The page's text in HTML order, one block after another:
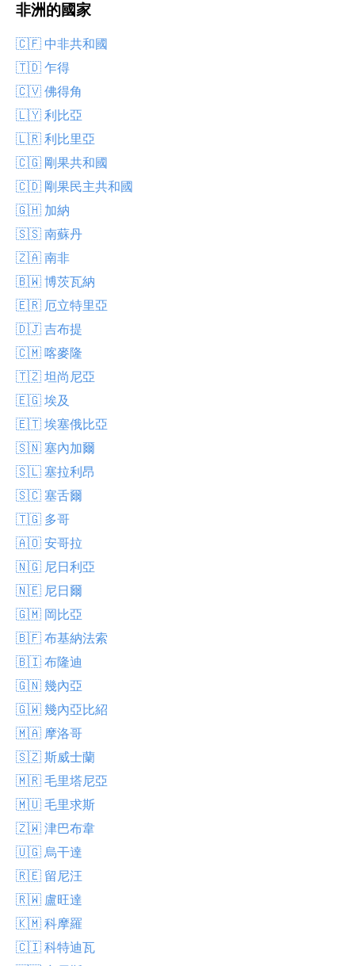
非洲的國家
🇨🇫 中非共和國
🇹🇩 乍得
🇨🇻 佛得角
🇱🇾 利比亞
🇱🇷 利比里亞
🇨🇬 剛果共和國
🇨🇩 剛果民主共和國
🇬🇭 加納
🇸🇸 南蘇丹
🇿🇦 南非
🇧🇼 博茨瓦納
🇪🇷 厄立特里亞
🇩🇯 吉布提
🇨🇲 喀麥隆
🇹🇿 坦尚尼亞
🇪🇬 埃及
🇪🇹 埃塞俄比亞
🇸🇳 塞內加爾
🇸🇱 塞拉利昂
🇸🇨 塞舌爾
🇹🇬 多哥
🇦🇴 安哥拉
🇳🇬 尼日利亞
🇳🇪 尼日爾
🇬🇲 岡比亞
🇧🇫 布基納法索
🇧🇮 布隆迪
🇬🇳 幾內亞
🇬🇼 幾內亞比紹
🇲🇦 摩洛哥
🇸🇿 斯威士蘭
🇲🇷 毛里塔尼亞
🇲🇺 毛里求斯
🇿🇼 津巴布韋
🇺🇬 烏干達
🇷🇪 留尼汪
🇷🇼 盧旺達
🇰🇲 科摩羅
🇨🇮 科特迪瓦